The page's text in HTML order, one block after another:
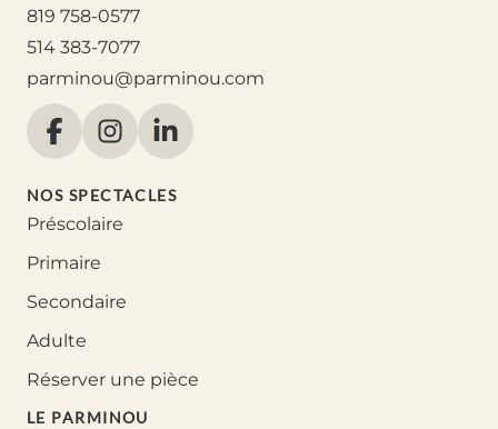
819 758-0577
514 383-7077
parminou@parminou.com
NOS SPECTACLES
Préscolaire
Primaire
Secondaire
Adulte
Réserver une pièce
LE PARMINOU